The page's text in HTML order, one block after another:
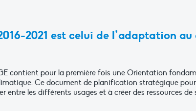
2021 est celui de l’adaptation
contient pour la première fois une Orientation
Ce document de planification stratégique pour
entre les différents usages et à créer des ressources